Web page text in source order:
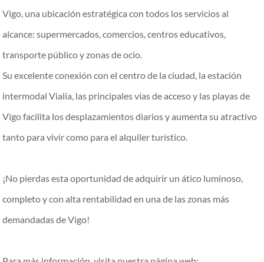
Vigo, una ubicación estratégica con todos los servicios al
alcance: supermercados, comercios, centros educativos,
transporte público y zonas de ocio.
Su excelente conexión con el centro de la ciudad, la estación
intermodal Vialia, las principales vías de acceso y las playas de
Vigo facilita los desplazamientos diarios y aumenta su atractivo
tanto para vivir como para el alquiler turístico.
¡No pierdas esta oportunidad de adquirir un ático luminoso,
completo y con alta rentabilidad en una de las zonas más
demandadas de Vigo!